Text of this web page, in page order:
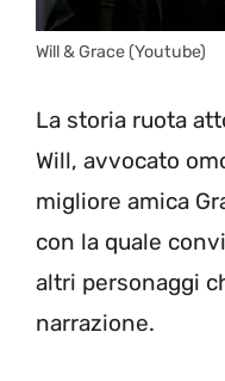
Will & Grace (Youtube)
La storia ruota
Will, avvocato
migliore amica
con la quale
altri personaggi
narrazione.